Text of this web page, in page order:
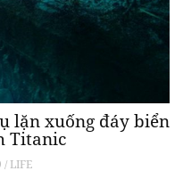
lặn xuống đáy biển
Titanic
/ LIFE